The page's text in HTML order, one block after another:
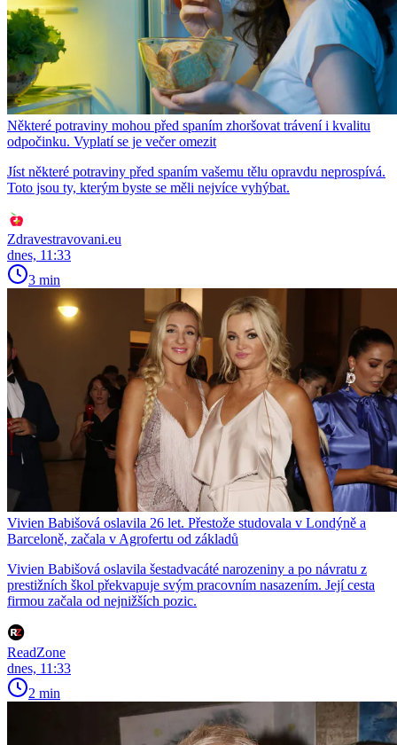
Některé potraviny mohou před spaním zhoršovat trávení i kvalitu
odpočinku. Vyplatí se je večer omezit
Jíst některé potraviny před spaním vašemu tělu opravdu neprospívá.
Toto jsou ty, kterým byste se měli nejvíce vyhýbat.
Zdravestravovani.eu
dnes, 11:33
3 min
Vivien Babišová oslavila 26 let. Přestože studovala v Londýně a
Barceloně, začala v Agrofertu od základů
Vivien Babišová oslavila šestadvacáté narozeniny a po návratu z
prestižních škol překvapuje svým pracovním nasazením. Její cesta
firmou začala od nejnižších pozic.
ReadZone
dnes, 11:33
2 min